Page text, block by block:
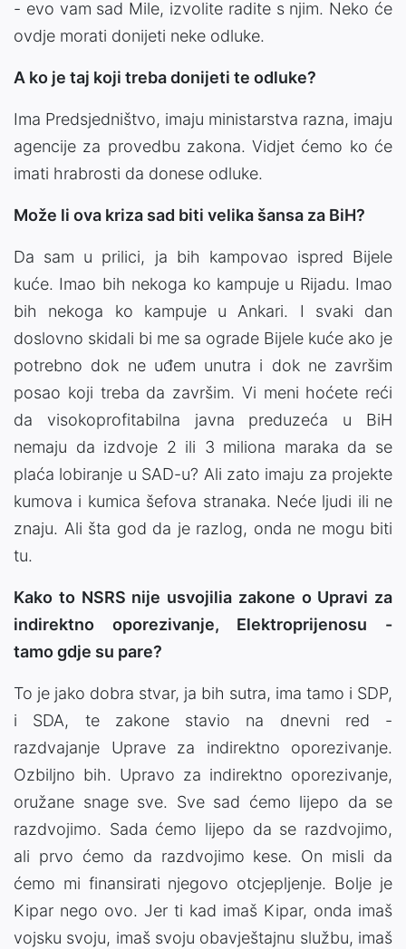
- evo vam sad Mile, izvolite radite s njim. Neko će
ovdje morati donijeti neke odluke.
A ko je taj koji treba donijeti te odluke?
Ima Predsjedništvo, imaju ministarstva razna, imaju
agencije za provedbu zakona. Vidjet ćemo ko će
imati hrabrosti da donese odluke.
Može li ova kriza sad biti velika šansa za BiH?
Da sam u prilici, ja bih kampovao ispred Bijele
kuće. Imao bih nekoga ko kampuje u Rijadu. Imao
bih nekoga ko kampuje u Ankari. I svaki dan
doslovno skidali bi me sa ograde Bijele kuće ako je
potrebno dok ne uđem unutra i dok ne završim
posao koji treba da završim. Vi meni hoćete reći
da visokoprofitabilna javna preduzeća u BiH
nemaju da izdvoje 2 ili 3 miliona maraka da se
plaća lobiranje u SAD-u? Ali zato imaju za projekte
kumova i kumica šefova stranaka. Neće ljudi ili ne
znaju. Ali šta god da je razlog, onda ne mogu biti
tu.
Kako to NSRS nije usvojilia zakone o Upravi za
indirektno oporezivanje, Elektroprijenosu -
tamo gdje su pare?
To je jako dobra stvar, ja bih sutra, ima tamo i SDP,
i SDA, te zakone stavio na dnevni red -
razdvajanje Uprave za indirektno oporezivanje.
Ozbiljno bih. Upravo za indirektno oporezivanje,
oružane snage sve. Sve sad ćemo lijepo da se
razdvojimo. Sada ćemo lijepo da se razdvojimo,
ali prvo ćemo da razdvojimo kese. On misli da
ćemo mi finansirati njegovo otcjepljenje. Bolje je
Kipar nego ovo. Jer ti kad imaš Kipar, onda imaš
vojsku svoju, imaš svoju obavještajnu službu, imaš